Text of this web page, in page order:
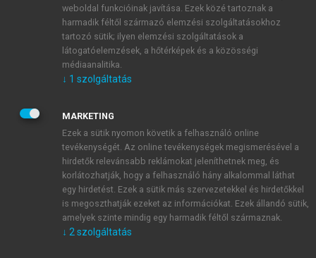
E-MAIL-CÍM
JELSZÓ
JELSZÓ ÚJRA
Kérek értesítést a MeRSZ újdonságairól, akcióiról.
Kérek értesítést az Akadémiai Kiadó Zrt. újdonságairól,
weboldal funkcióinak javítása. Ezek közé tartoznak a
harmadik féltől származó elemzési szolgáltatásokhoz
tartozó sütik; ilyen elemzési szolgáltatások a
látogatóelemzések, a hőtérképek és a közösségi
médiaanalitika.
↓ 1 szolgáltatás
MARKETING
Ezek a sütik nyomon követik a felhasználó online
tevékenységét. Az online tevékenységek megismerésével a
hirdetők relevánsabb reklámokat jeleníthetnek meg, és
korlátozhatják, hogy a felhasználó hány alkalommal láthat
egy hirdetést. Ezek a sütik más szervezetekkel és hirdetőkkel
is megoszthatják ezeket az információkat. Ezek állandó sütik,
amelyek szinte mindig egy harmadik féltől származnak.
↓ 2 szolgáltatás